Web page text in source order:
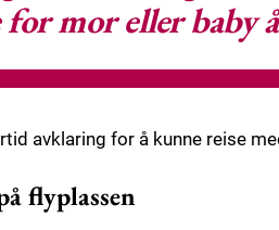
for mor eller baby
avklaring for å kunne reise
flyplassen